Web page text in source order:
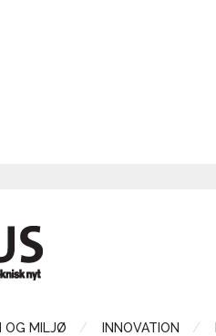
OG MILJØ INNOVATION